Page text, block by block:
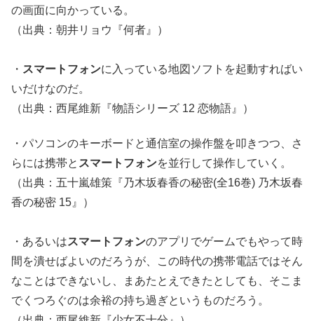
の画面に向かっている。
（出典：朝井リョウ『何者』）
・ スマートフォンに入っている地図ソフトを起動すればい
いだけなのだ。
（出典：西尾維新『物語シリーズ 12 恋物語』）
・パソコンのキーボードと通信室の操作盤を叩きつつ、さ
らには携帯と スマートフォンを並行して操作していく。
（出典：五十嵐雄策『乃木坂春香の秘密(全16巻) 乃木坂春
香の秘密 15』）
・あるいはスマートフォンのアプリでゲームでもやって時
間を潰せばよいのだろうが、この時代の携帯電話ではそん
なことはできないし、まあたとえできたとしても、そこま
でくつろぐのは余裕の持ち過ぎというものだろう。